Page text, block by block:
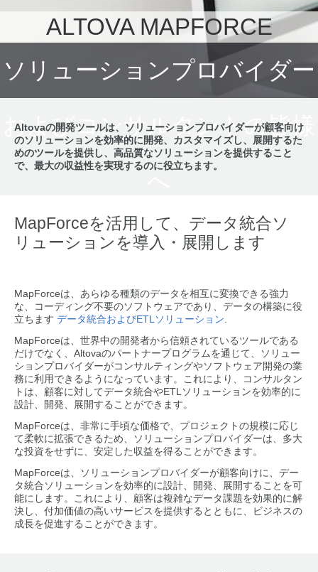
ALTOVA MAPFORCE
ソリューションプロバイダー
およびコンサルタントの皆様
Altovaの開発ツールは、ソリューションプロバイダーが顧客向け
のソリューションを効率的に開発、カスタマイズし、展開するた
めのツールを提供し、高品質なソリューションを提供すること
で、最大の収益性を実現するのに役立ちます。
MapForceを活用して、データ統合ソ
リューションを導入・展開します
MapForceは、あらゆる種類のデータを相互に変換できる強力
な、コーディング不要のソフトウェアであり、データの構築に役
立ちます データ統合およびETLソリューション.
MapForceは、世界中の開発者から信頼されているツールである
だけでなく、Altovaのパートナープログラムを通じて、ソリュー
ションプロバイダーがコンサルティングやソフトウェア開発の業
務に利用できるようになっています。これにより、コンサルタン
トは、顧客に対してデータ統合やETLソリューションを効率的に
設計、開発、展開することができます。
MapForceは、非常に手頃な価格で、プロジェクトの規模に応じ
て柔軟に拡張できるため、ソリューションプロバイダーは、多大
な投資をせずに、安定した収益を得ることができます。
MapForceは、ソリューションプロバイダーが顧客向けに、デー
タ統合ソリューションを効率的に設計、開発、展開することを可
能にします。これにより、顧客は複雑なデータ課題を効果的に解
決し、付加価値の高いサービスを提供するとともに、ビジネスの
成長を促進することができます。